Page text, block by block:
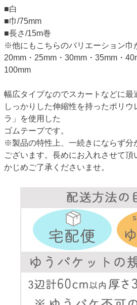
■白
■巾/75mm
■長さ/15m巻
※他にもこちらのバリエーション巾
20mm・25mm・30mm・35mm・
100mm
幅広タイプなのでスカートなどに最
しっかりした伸縮性を持ったポリウ
ラ」を使用した
ゴムテープです。
※製品の特性上、一続きにならず分
ございます。長めにお入れさせて頂
かじめご了承くださいませ。